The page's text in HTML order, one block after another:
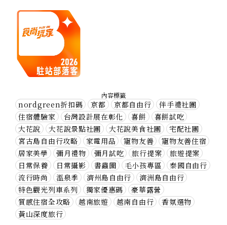
內容標籤
nordgreen折扣碼 京都 京都自由行
伴手禮社團
住宿體驗家
台灣設計展在彰化 喜餅
喜餅試吃
大花說
大花說景點社團 大花說美食社團
宅配社團
宮古島自由行攻略
家電用品 寵物友善
寵物友善住宿
居家美學
彌月禮物 彌月試吃 旅行提案
旅遊提案
日常保養
日常攝影 書蟲圈 毛小孩專區
泰國自由行
流行時尚
溫泉季 濟州島自由行
濟洲島自由行
特色觀光列車系列
獨家優惠碼
豪華露營
質感住宿全攻略
越南旅遊 越南自由行
香氛選物
黃山深度旅行